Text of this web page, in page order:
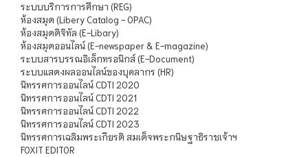
ระบบบริการการศึกษา (REG)
ห้องสมุด (Libery Catalog - OPAC)
ห้องสมุดดิจิทัล (E-Libary)
ห้องสมุดออนไลน์ (E-newspaper & E-magazine)
ระบบสารบรรณอิเล็กทรอนิกส์ (E-Document)
ระบบแสดงผลออนไลน์ของบุคลากร (HR)
นิทรรศการออนไลน์ CDTI 2020
นิทรรศการออนไลน์ CDTI 2021
นิทรรศการออนไลน์ CDTI 2022
นิทรรศการออนไลน์ CDTI 2023
นิทรรศการเฉลิมพระเกียรติ สมเด็จพระกนิษฐาธิราชเจ้าฯ
FOXIT EDITOR